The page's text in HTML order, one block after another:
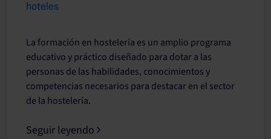
hoteles
La formación en hostelería es un amplio programa
educativo y práctico diseñado para dotar a las
personas de las habilidades, conocimientos y
competencias necesarios para destacar en el sector
de la hostelería.
Seguir leyendo